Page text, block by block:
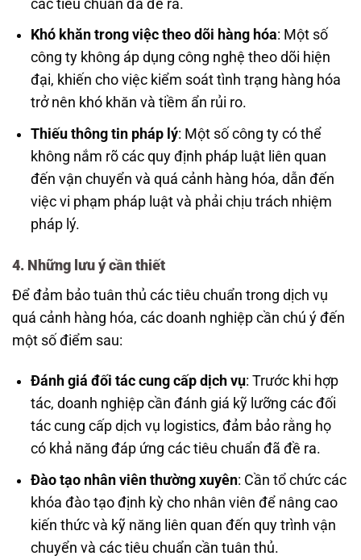
các tiêu chuẩn đã đề ra.
Khó khăn trong việc theo dõi hàng hóa: Một số
công ty không áp dụng công nghệ theo dõi hiện
đại, khiến cho việc kiểm soát tình trạng hàng hóa
trở nên khó khăn và tiềm ẩn rủi ro.
Thiếu thông tin pháp lý: Một số công ty có thể
không nắm rõ các quy định pháp luật liên quan
đến vận chuyển và quá cảnh hàng hóa, dẫn đến
việc vi phạm pháp luật và phải chịu trách nhiệm
pháp lý.
4. Những lưu ý cần thiết
Để đảm bảo tuân thủ các tiêu chuẩn trong dịch vụ
quá cảnh hàng hóa, các doanh nghiệp cần chú ý đến
một số điểm sau:
Đánh giá đối tác cung cấp dịch vụ: Trước khi hợp
tác, doanh nghiệp cần đánh giá kỹ lưỡng các đối
tác cung cấp dịch vụ logistics, đảm bảo rằng họ
có khả năng đáp ứng các tiêu chuẩn đã đề ra.
Đào tạo nhân viên thường xuyên: Cần tổ chức các
khóa đào tạo định kỳ cho nhân viên để nâng cao
kiến thức và kỹ năng liên quan đến quy trình vận
chuyển và các tiêu chuẩn cần tuân thủ.